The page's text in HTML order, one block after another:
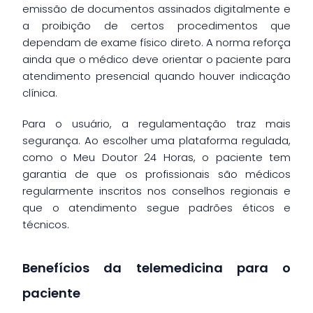
emissão de documentos assinados digitalmente e
a proibição de certos procedimentos que
dependam de exame físico direto. A norma reforça
ainda que o médico deve orientar o paciente para
atendimento presencial quando houver indicação
clínica.
Para o usuário, a regulamentação traz mais
segurança. Ao escolher uma plataforma regulada,
como o Meu Doutor 24 Horas, o paciente tem
garantia de que os profissionais são médicos
regularmente inscritos nos conselhos regionais e
que o atendimento segue padrões éticos e
técnicos.
Benefícios da telemedicina para o
paciente